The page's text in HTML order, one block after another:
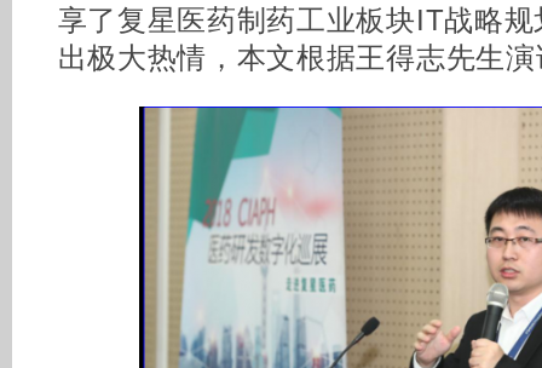
享了复星医药制药工业板块IT战略
出极大热情，本文根据王得志先生